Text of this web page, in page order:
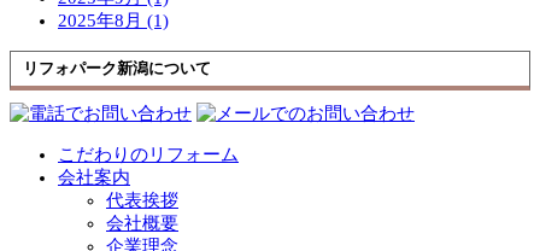
2025年8月 (1)
リフォパーク新潟について
こだわりのリフォーム
会社案内
代表挨拶
会社概要
企業理念